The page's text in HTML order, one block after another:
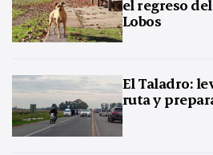
el regreso
Lobos
El Taladro:
ruta y